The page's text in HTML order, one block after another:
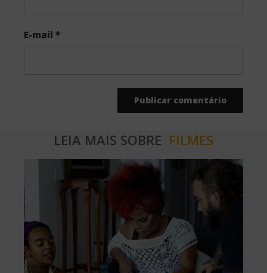
E-mail *
LEIA MAIS SOBRE FILMES